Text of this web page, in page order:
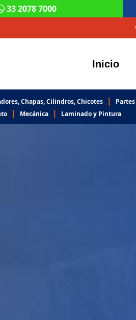
33 2078 7000
Inicio
Chapas, Cilindros, Chicotes |
| Mecánica | Laminado y Pintura